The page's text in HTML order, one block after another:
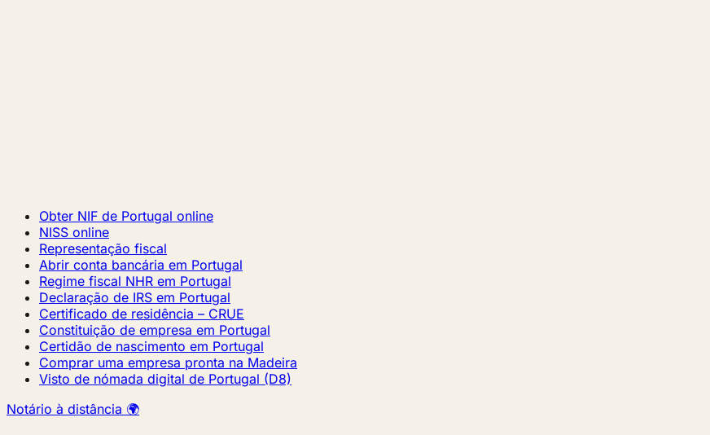
Obter NIF de Portugal online
NISS online
Representação fiscal
Abrir conta bancária em Portugal
Regime fiscal NHR em Portugal
Declaração de IRS em Portugal
Certificado de residência – CRUE
Constituição de empresa em Portugal
Certidão de nascimento em Portugal
Comprar uma empresa pronta na Madeira
Visto de nómada digital de Portugal (D8)
Notário à distância 🌍